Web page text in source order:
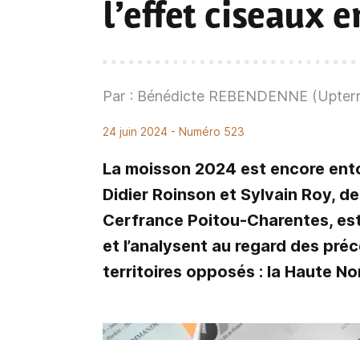
l’effet ciseaux
Par : Bénédicte REBENDENNE
24 juin 2024 - Numéro 523
La moisson 2024 est encore
Didier Roinson et Sylvain Roy,
Cerfrance Poitou-Charentes,
et l’analysent au regard des
territoires opposés : la Haute